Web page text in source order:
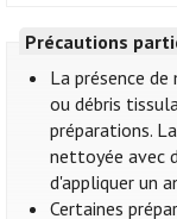
Précautions
La présence
ou débris
préparations.
nettoyée avec
d'appliquer un
Certaines